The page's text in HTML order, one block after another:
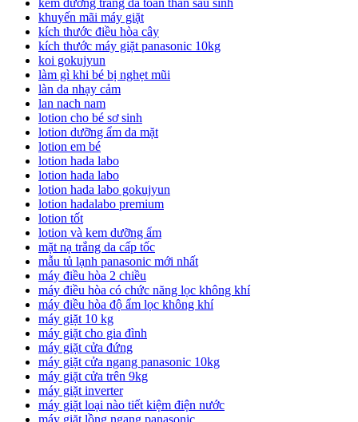
kem dưỡng trắng da toàn thân sau sinh
khuyến mãi máy giặt
kích thước điều hòa cây
kích thước máy giặt panasonic 10kg
koi gokujyun
làm gì khi bé bị nghẹt mũi
làn da nhạy cảm
lan nach nam
lotion cho bé sơ sinh
lotion dưỡng ẩm da mặt
lotion em bé
lotion hada labo
lotion hada labo
lotion hada labo gokujyun
lotion hadalabo premium
lotion tốt
lotion và kem dưỡng ẩm
mặt nạ trắng da cấp tốc
mẫu tủ lạnh panasonic mới nhất
máy điều hòa 2 chiều
máy điều hòa có chức năng lọc không khí
máy điều hòa độ ẩm lọc không khí
máy giặt 10 kg
máy giặt cho gia đình
máy giặt cửa đứng
máy giặt cửa ngang panasonic 10kg
máy giặt cửa trên 9kg
máy giặt inverter
máy giặt loại nào tiết kiệm điện nước
máy giặt lồng ngang panasonic